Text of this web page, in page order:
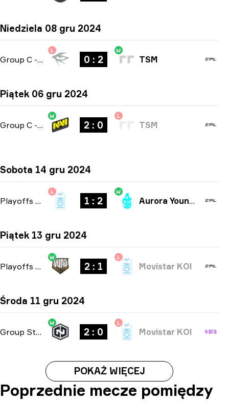
Niedziela 08 gru 2024
Group C - bo3
L
0 : 2
W
TSM
Piątek 06 gru 2024
Group C - bo3
W
2 : 0
L
TSM
Sobota 14 gru 2024
Playoffs
L
1 : 2
W
Aurora Young Blood
Piątek 13 gru 2024
Playoffs bo3
W
2 : 1
L
Movistar KOI
Środa 11 gru 2024
Group Stage -bo3
W
2 : 0
L
Movistar KOI
POKAŻ WIĘCEJ
Poprzednie mecze pomiędzy